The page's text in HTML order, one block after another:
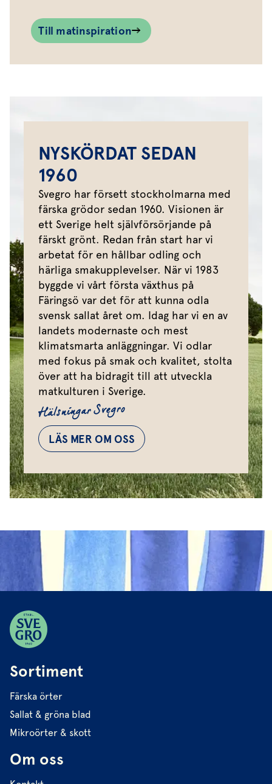
Till matinspiration
NYSKÖRDAT SEDAN
1960
Svegro har försett stockholmarna med
färska grödor sedan 1960. Visionen är
ett Sverige helt självförsörjande på
färskt grönt. Redan från start har vi
arbetat för en hållbar odling och
härliga smakupplevelser. När vi 1983
byggde vi vårt första växthus på
Färingsö var det för att kunna odla
svensk sallat året om. Idag har vi en av
landets modernaste och mest
klimatsmarta anläggningar. Vi odlar
med fokus på smak och kvalitet, stolta
över att ha bidragit till att utveckla
matkulturen i Sverige.
Hälsningar Svegro
LÄS MER OM OSS
Sortiment
Färska örter
Sallat & gröna blad
Mikroörter & skott
Om oss